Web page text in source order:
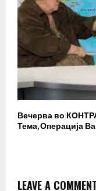
Вечерва во
Тема, Операција
LEAVE A